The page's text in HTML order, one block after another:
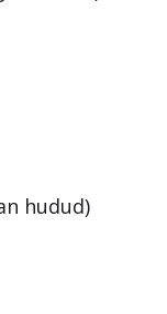
hudud)